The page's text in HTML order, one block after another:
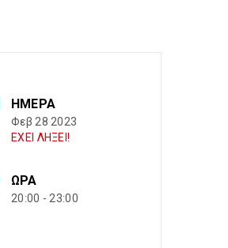
ΗΜΈΡΑ
Φεβ 28 2023
ΕΧΕΙ ΛΗΞΕΙ!
ΏΡΑ
20:00 - 23:00